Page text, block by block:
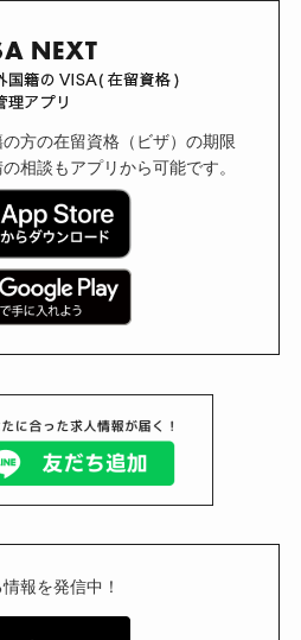
方の在留資格（ビザ）の期限
相談もアプリから可能です。
報を発信中！